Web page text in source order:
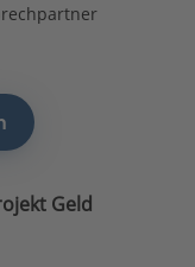
Geld